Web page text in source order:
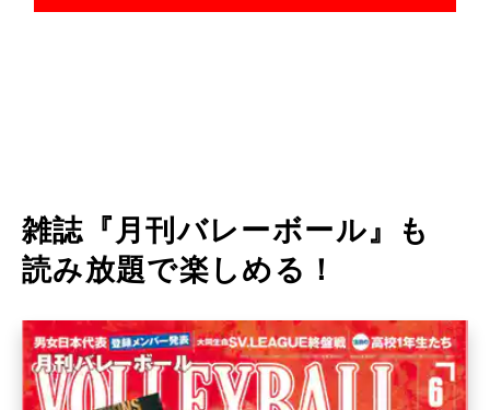
STEP 4
配信時間になると、再生ボタンから視聴できます。
※事前に、「テスト動画再生」が問題なく再生できるかご確認ください。
雑誌『月刊バレーボール』も
読み放題で楽しめる！